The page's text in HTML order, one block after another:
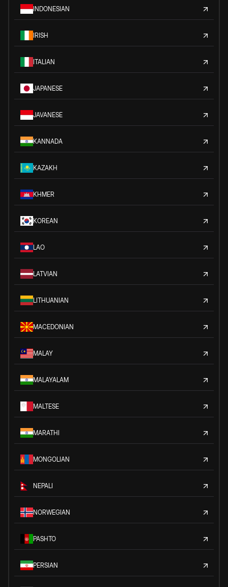
INDONESIAN
IRISH
ITALIAN
JAPANESE
JAVANESE
KANNADA
KAZAKH
KHMER
KOREAN
LAO
LATVIAN
LITHUANIAN
MACEDONIAN
MALAY
MALAYALAM
MALTESE
MARATHI
MONGOLIAN
NEPALI
NORWEGIAN
PASHTO
PERSIAN